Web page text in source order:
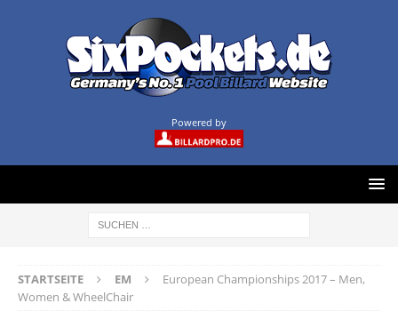
Powered by
STARTSEITE EM
European Championships 2017 – Men,
Women & WheelChair